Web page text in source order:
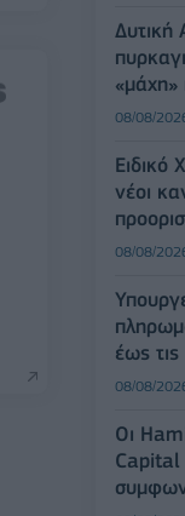
Δυτική
«μάχη»
08/08/
Ειδικό
νέοι
08/08/
έως
08/08/
Οι
Capital